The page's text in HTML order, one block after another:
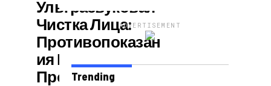
Ультразвуковая
Чистка Лица:
Противопоказан
Ия И Отзывы О
Процедуре
ADVERTISEMENT
Trending